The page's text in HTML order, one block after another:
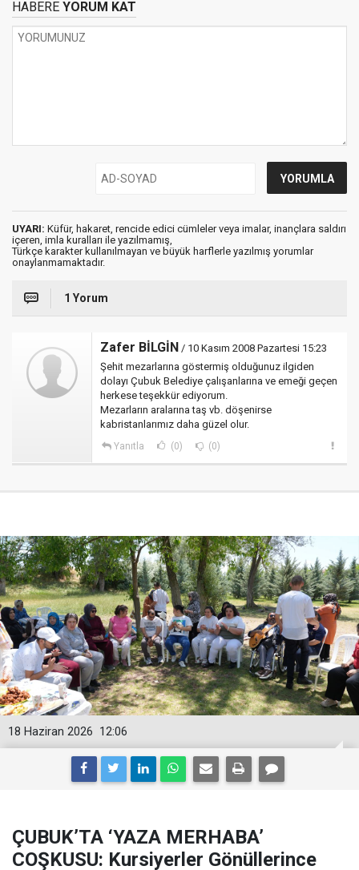
HABERE YORUM KAT
UYARI: Küfür, hakaret, rencide edici cümleler veya imalar, inançlara saldırı
içeren, imla kuralları ile yazılmamış,
Türkçe karakter kullanılmayan ve büyük harflerle yazılmış yorumlar
onaylanmamaktadır.
1 Yorum
Zafer BİLGİN / 10 Kasım 2008 Pazartesi 15:23
Şehit mezarlarına göstermiş olduğunuz ilgiden
dolayı Çubuk Belediye çalışanlarına ve emeği geçen
herkese teşekkür ediyorum.
Mezarların aralarına taş vb. döşenirse
kabristanlarımız daha güzel olur.
Yanıtla (0) (0)
12:06
18 Haziran 2026
ÇUBUK’TA ‘YAZA MERHABA’
COŞKUSU: Kursiyerler Gönüllerince